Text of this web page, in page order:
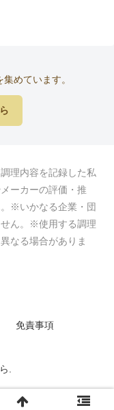
めています。
理内容を記録した私
ーカーの評価・推
※いかなる企業・団
ん。※使用する調理
なる場合がありま
免責事項
.